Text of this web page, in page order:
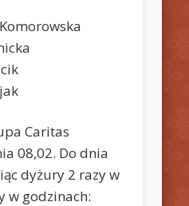
Caritas
08,02. Do dnia
dyżury 2 razy w
w godzinach: